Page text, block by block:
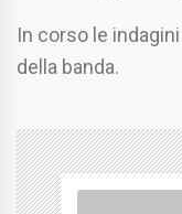
In corso le
della banda.